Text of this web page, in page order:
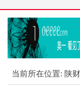
当前所在位置: 陕